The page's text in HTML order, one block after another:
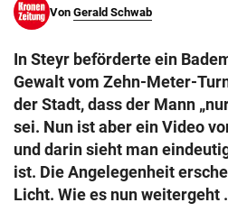
Von Gerald Schwab
In Steyr beförderte ein
Gewalt vom Zehn-Meter-
der Stadt, dass der Mann
sei. Nun ist aber ein Video
und darin sieht man
ist. Die Angelegenheit
Licht. Wie es nun weitergeht